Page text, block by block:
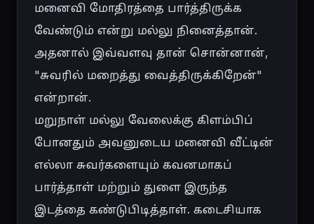
மனைவி மோதிரத்தை பார்த்திருக்க
வேண்டும் என்று மல்லு நினைத்தான்.
அதனால் இவ்வளவு தான் சொன்னான்,
"சுவரில் மறைத்து வைத்திருக்கிறேன்"
என்றான்.
மறுநாள் மல்லு வேலைக்கு கிளம்பிப்
போனதும் அவனுடைய மனைவி வீட்டின்
எல்லா சுவர்களையும் கவனமாகப்
பார்த்தாள் மற்றும் துளை இருந்த
இடத்தை கண்டுபிடித்தாள். கடைசியாக